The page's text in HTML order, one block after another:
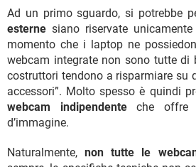
Ad un primo sguardo, si potrebbe
esterne siano riservate
momento che i laptop ne
webcam integrate non sono tutte di
costruttori tendono a risparmiare su
accessori”. Molto spesso è quindi
webcam indipendenteche offre
d’immagine.
Naturalmente,non tutte le